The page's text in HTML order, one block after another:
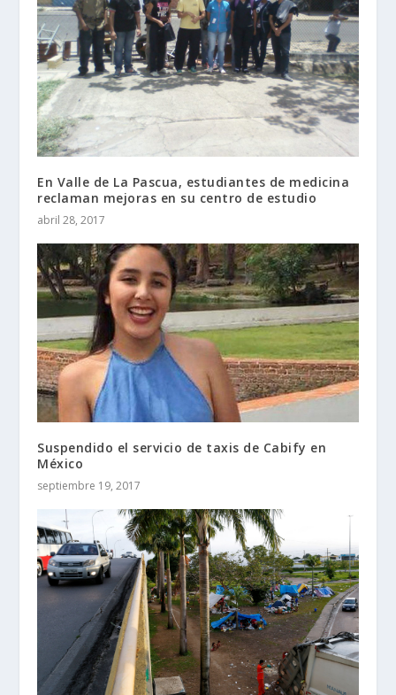
En Valle de La Pascua, estudiantes de medicina
reclaman mejoras en su centro de estudio
abril 28, 2017
Suspendido el servicio de taxis de Cabify en
México
septiembre 19, 2017